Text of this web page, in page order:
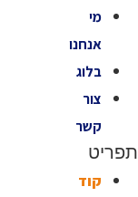
מי
אנחנו
בלוג
צור
קשר
תפריט
קוד